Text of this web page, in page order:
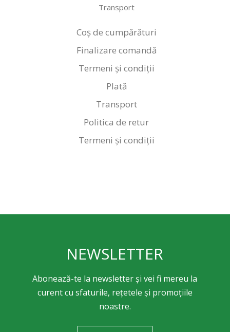
Transport
Coș de cumpărături
Finalizare comandă
Termeni și condiții
Plată
Transport
Politica de retur
Termeni și condiții
NEWSLETTER
Abonează-te la newsletter și vei fi mereu la
curent cu sfaturile, rețetele și promoțiile
noastre.